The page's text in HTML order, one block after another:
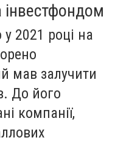
2021 році на
мав залучити
До його
компанії,